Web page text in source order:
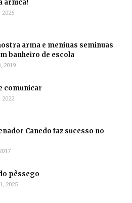
arnica!
2026
arma e meninas seminuas
banheiro de escola
2019
comunicar
2022
Canedo faz sucesso no
pêssego
2025